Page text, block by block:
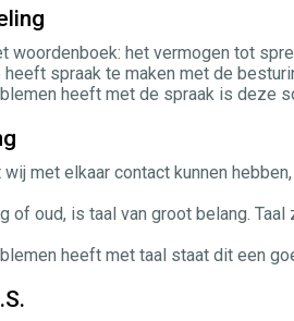
woordenboek: het vermogen tot
spraak te maken met de
heeft met de spraak is deze
met elkaar contact kunnen
of oud, is taal van groot belang.
heeft met taal staat dit een